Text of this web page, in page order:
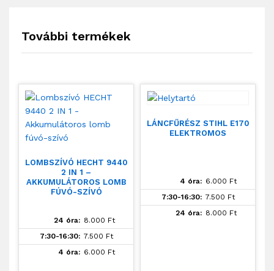
További termékek
LOMBSZÍVÓ HECHT 9440
2 IN 1 –
AKKUMULÁTOROS LOMB
FÚVÓ-SZÍVÓ
24 óra: 8.000 Ft
7:30-16:30: 7.500 Ft
4 óra: 6.000 Ft
LÁNCFŰRÉSZ STIHL E170
ELEKTROMOS
4 óra: 6.000 Ft
7:30-16:30: 7.500 Ft
24 óra: 8.000 Ft